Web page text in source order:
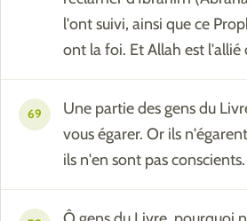
l'ont suivi, ainsi que ce
ont la foi. Et Allah est l'allié
69
Une partie des gens du
vous égarer. Or ils
ils n'en sont pas conscients.